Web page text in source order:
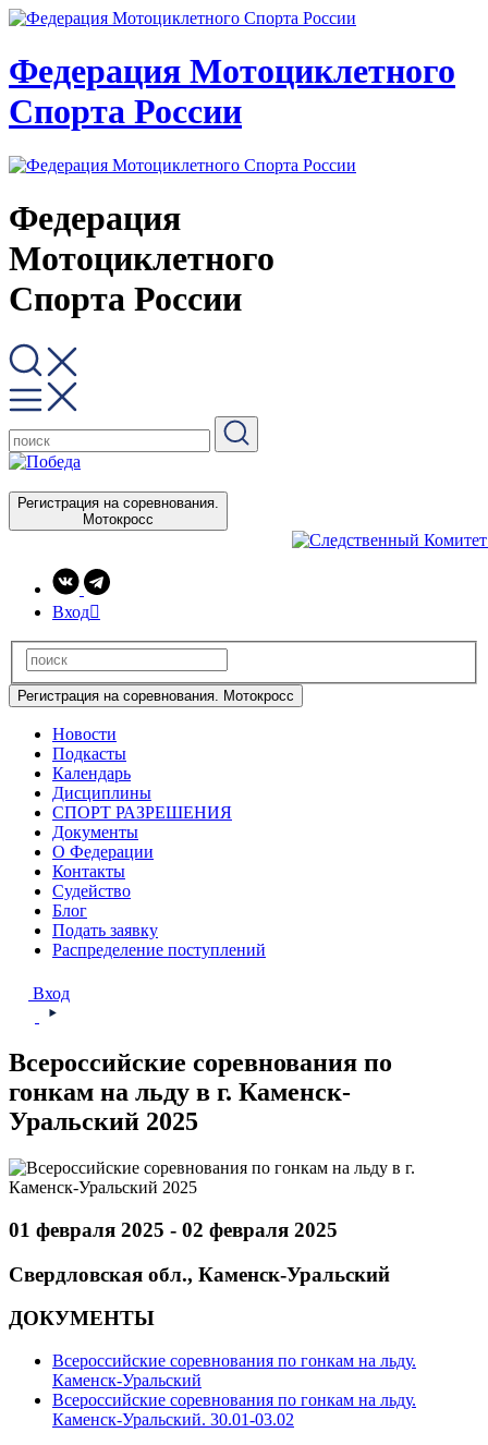
Федерация Мотоциклетного
Спорта России
Федерация
Мотоциклетного
Спорта России
Регистрация на соревнования.
Мотокросс
Вход
Регистрация на соревнования. Мотокросс
Новости
Подкасты
Календарь
Дисциплины
СПОРТ РАЗРЕШЕНИЯ
Документы
О Федерации
Контакты
Судейство
Блог
Подать заявку
Распределение поступлений
Вход
Всероссийские соревнования по
гонкам на льду в г. Каменск-
Уральский 2025
01 февраля 2025 - 02 февраля 2025
Свердловская обл., Каменск-Уральский
ДОКУМЕНТЫ
Всероссийские соревнования по гонкам на льду.
Каменск-Уральский
Всероссийские соревнования по гонкам на льду.
Каменск-Уральский. 30.01-03.02